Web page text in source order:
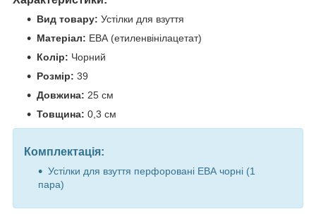
Вид товару: Устілки для взуття
Матеріал: ЕВА (етиленвінілацетат)
Колір: Чорний
Розмір: 39
Довжина: 25 см
Товщина: 0,3 см
Комплектація:
Устілки для взуття перфоровані ЕВА чорні (1
пара)